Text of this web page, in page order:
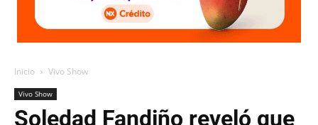
Inicio Vivo Show
Vivo Show
Soledad Fandiño reveló que